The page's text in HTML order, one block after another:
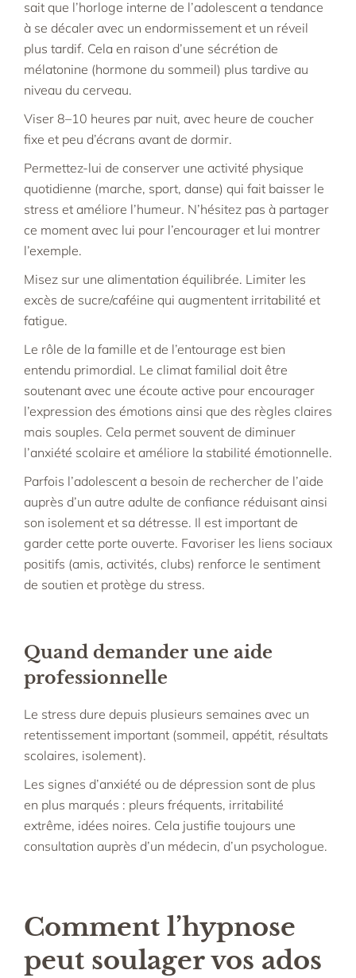
sait que l’horloge interne de l’adolescent a tendance
à se décaler avec un endormissement et un réveil
plus tardif. Cela en raison d’une sécrétion de
mélatonine (hormone du sommeil) plus tardive au
niveau du cerveau.
Viser 8–10 heures par nuit, avec heure de coucher
fixe et peu d’écrans avant de dormir.​
Permettez-lui de conserver une activité physique
quotidienne (marche, sport, danse) qui fait baisser le
stress et améliore l’humeur. N’hésitez pas à partager
ce moment avec lui pour l’encourager et lui montrer
l’exemple.
Misez sur une alimentation équilibrée. Limiter les
excès de sucre/caféine qui augmentent irritabilité et
fatigue.​
Le rôle de la famille et de l’entourage est bien
entendu primordial. Le climat familial doit être
soutenant avec une écoute active pour encourager
l’expression des émotions ainsi que des règles claires
mais souples. Cela permet souvent de diminuer
l’anxiété scolaire et améliore la stabilité émotionnelle.​
Parfois l’adolescent a besoin de rechercher de l’aide
auprès d’un autre adulte de confiance réduisant ainsi
son isolement et sa détresse.​ Il est important de
garder cette porte ouverte. Favoriser les liens sociaux
positifs (amis, activités, clubs) renforce le sentiment
de soutien et protège du stress.​
Quand demander une aide
professionnelle
Le stress dure depuis plusieurs semaines avec un
retentissement important (sommeil, appétit, résultats
scolaires, isolement).​
Les signes d’anxiété ou de dépression sont de plus
en plus marqués : pleurs fréquents, irritabilité
extrême, idées noires. Cela justifie toujours une
consultation auprès d’un médecin, d’un psychologue.
Comment l’hypnose
peut soulager vos ados